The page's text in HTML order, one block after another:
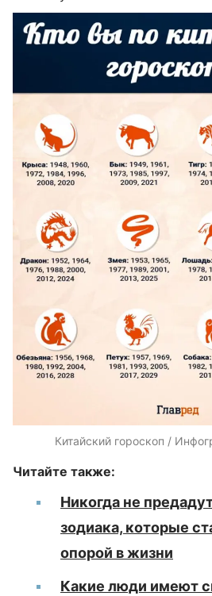
Китайский гороскоп /
Читайте также:
Никогда не
зодиака, которые
опорой в жизни
Какие люди имеют